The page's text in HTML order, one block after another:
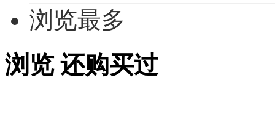
浏览最多
浏览 还购买过